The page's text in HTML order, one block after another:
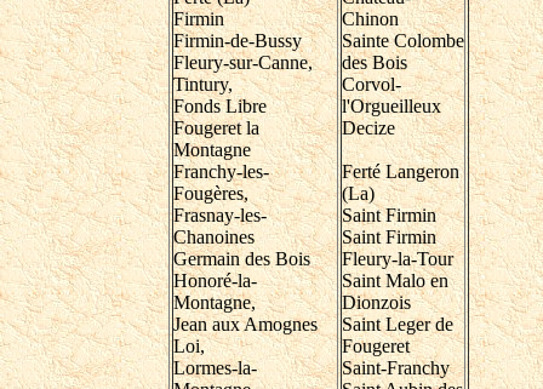
Firmin
Firmin-de-Bussy
Fleury-sur-Canne,
Tintury,
Fonds Libre
Fougeret la
Montagne
Franchy-les-
Fougères,
Frasnay-les-
Chanoines
Germain des Bois
Honoré-la-
Montagne,
Jean aux Amognes
Loi,
Lormes-la-
Chinon
Sainte Colombe
des Bois
Corvol-
l'Orgueilleux
Decize
Ferté Langeron
(La)
Saint Firmin
Saint Firmin
Fleury-la-Tour
Saint Malo en
Dionzois
Saint Leger de
Fougeret
Saint-Franchy